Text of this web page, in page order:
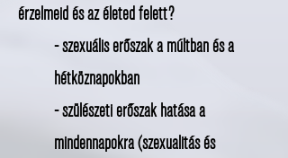
érzelmeid és az életed felett?
- szexuális erőszak a múltban és a
hétköznapokban
- szülészeti erőszak hatása a
mindennapokra (szexualitás és